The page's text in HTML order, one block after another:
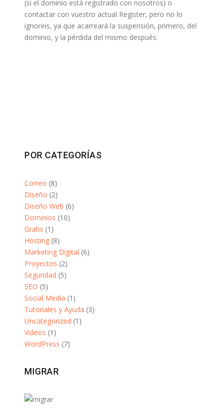
(si el dominio está registrado con nosotros) o
contactar con vuestro actual Register, pero no lo
ignoreis, ya que acarreará la suspensión, primero, del
dominio, y la pérdida del mismo después.
POR CATEGORÍAS
Correo (8)
Diseño (2)
Diseño Web (6)
Dominios (10)
Gratis (1)
Hosting (8)
Marketing Digital (6)
Proyectos (2)
Seguridad (5)
SEO (5)
Social Media (1)
Tutoriales y Ayuda (3)
Uncategorized (1)
Videos (1)
WordPress (7)
MIGRAR